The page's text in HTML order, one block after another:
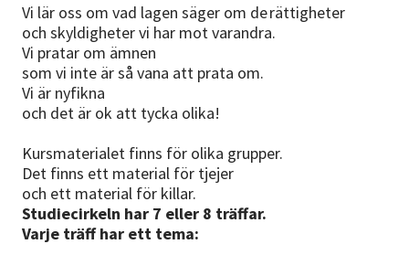
Vi lär oss om vad lagen säger om de rättigheter
och skyldigheter vi har mot varandra.
Vi pratar om ämnen
som vi inte är så vana att prata om.
Vi är nyfikna
och det är ok att tycka olika!
Kursmaterialet finns för olika grupper.
Det finns ett material för tjejer
och ett material för killar.
Studiecirkeln har 7 eller 8 träffar.
Varje träff har ett tema: